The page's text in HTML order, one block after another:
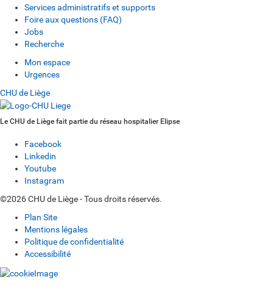
Services administratifs et supports
Foire aux questions (FAQ)
Jobs
Recherche
Mon espace
Urgences
CHU de Liège
Le CHU de Liège fait partie du réseau hospitalier Elipse
Facebook
Linkedin
Youtube
Instagram
©2026 CHU de Liège - Tous droits réservés.
Plan Site
Mentions légales
Politique de confidentialité
Accessibilité